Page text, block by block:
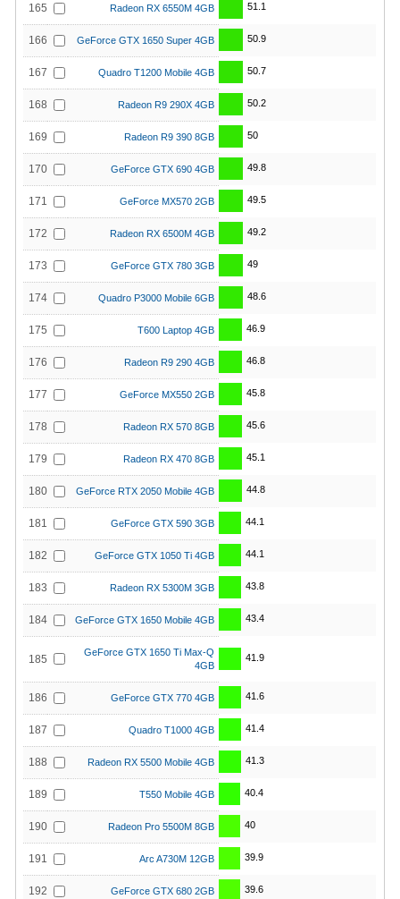
165 Radeon RX 6550M 4GB 51.1
166 GeForce GTX 1650 Super 4GB 50.9
167 Quadro T1200 Mobile 4GB 50.7
168 Radeon R9 290X 4GB 50.2
169 Radeon R9 390 8GB 50
170 GeForce GTX 690 4GB 49.8
171 GeForce MX570 2GB 49.5
172 Radeon RX 6500M 4GB 49.2
173 GeForce GTX 780 3GB 49
174 Quadro P3000 Mobile 6GB 48.6
175 T600 Laptop 4GB 46.9
176 Radeon R9 290 4GB 46.8
177 GeForce MX550 2GB 45.8
178 Radeon RX 570 8GB 45.6
179 Radeon RX 470 8GB 45.1
180 GeForce RTX 2050 Mobile 4GB 44.8
181 GeForce GTX 590 3GB 44.1
182 GeForce GTX 1050 Ti 4GB 44.1
183 Radeon RX 5300M 3GB 43.8
184 GeForce GTX 1650 Mobile 4GB 43.4
185
GeForce GTX 1650 Ti Max-Q
4GB
41.9
186 GeForce GTX 770 4GB 41.6
187 Quadro T1000 4GB 41.4
188 Radeon RX 5500 Mobile 4GB 41.3
189 T550 Mobile 4GB 40.4
190 Radeon Pro 5500M 8GB 40
191 Arc A730M 12GB 39.9
192 GeForce GTX 680 2GB 39.6